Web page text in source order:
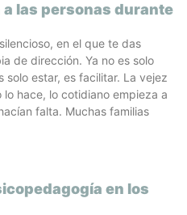
las personas durante
en el que te das
de dirección. Ya no es solo
solo estar, es facilitar. La vejez
hace, lo cotidiano empieza a
falta. Muchas familias
en los